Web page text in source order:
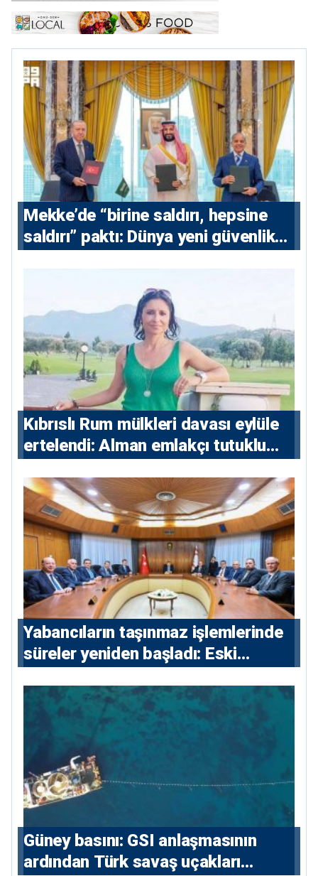
Mekke’de “birine saldırı, hepsine
saldırı” paktı: Dünya yeni güvenlik
Kıbrıslı Rum mülkleri davası eylüle
ertelendi: Alman emlakçı tutuklu
Yabancıların taşınmaz işlemlerinde
süreler yeniden başladı: Eski
konutlara 36 ay
Güney basını: ⁠GSI anlaşmasının
ardından Türk savaş uçakları